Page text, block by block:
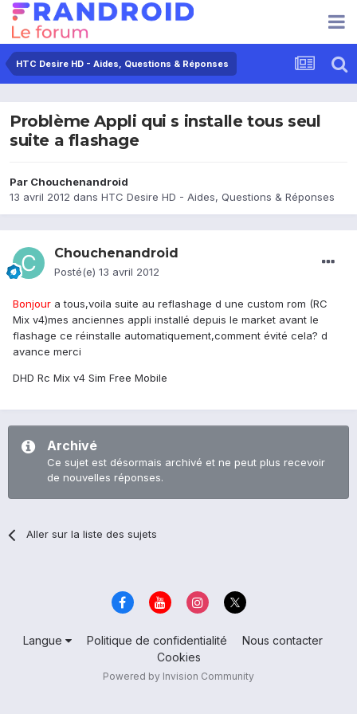
HTC Desire HD - Aides, Questions & Réponses
Problème Appli qui s installe tous seul
suite a flashage
Par Chouchenandroid
13 avril 2012 dans HTC Desire HD - Aides, Questions & Réponses
Chouchenandroid
Posté(e) 13 avril 2012
Bonjour a tous,voila suite au reflashage d une custom rom (RC
Mix v4)mes anciennes appli installé depuis le market avant le
flashage ce réinstalle automatiquement,comment évité cela? d
avance merci
DHD Rc Mix v4 Sim Free Mobile
Archivé
Ce sujet est désormais archivé et ne peut plus recevoir
de nouvelles réponses.
Aller sur la liste des sujets
Langue Politique de confidentialité
Nous contacter
Cookies
Powered by Invision Community